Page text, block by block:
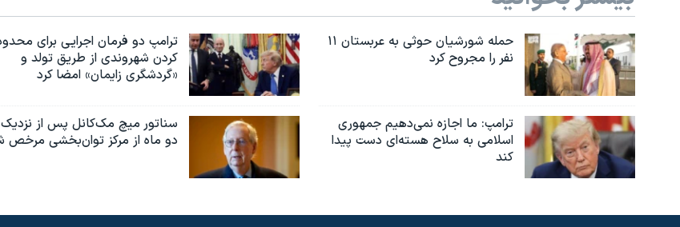
حمله شورشیان حوثی به عربستان ۱۱
نفر را مجروح کرد
ترامپ دو فرمان اجرایی برای
کردن شهروندی از طریق تولد و
«گردشگری زایمان» امضا کرد
ترامپ: ما اجازه نمی‌دهیم جمهوری
اسلامی به سلاح هسته‌ای دست پیدا
کند
سناتور میچ مک‌کانل پس از نزدیک
دو ماه از مرکز توان‌بخشی مرخص